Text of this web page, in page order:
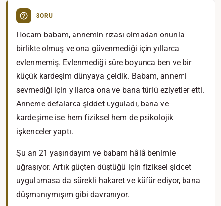
SORU
Hocam babam, annemin rızası olmadan onunla
birlikte olmuş ve ona güvenmediği için yıllarca
evlenmemiş. Evlenmediği süre boyunca ben ve bir
küçük kardeşim dünyaya geldik. Babam, annemi
sevmediği için yıllarca ona ve bana türlü eziyetler etti.
Anneme defalarca şiddet uyguladı, bana ve
kardeşime ise hem fiziksel hem de psikolojik
işkenceler yaptı.
Şu an 21 yaşındayım ve babam hâlâ benimle
uğraşıyor. Artık güçten düştüğü için fiziksel şiddet
uygulamasa da sürekli hakaret ve küfür ediyor, bana
düşmanıymışım gibi davranıyor.